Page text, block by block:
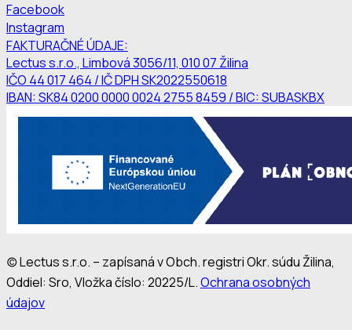
Facebook
Instagram
FAKTURAČNÉ ÚDAJE:
Lectus s.r.o., Limbová 3056/11, 010 07 Žilina
IČO 44 017 464 / IČ DPH SK2022550618
IBAN: SK84 0200 0000 0024 2755 8459 / BIC: SUBASKBX
(c) Lectus s.r.o. – zapísaná v Obch. registri Okr. súdu Žilina,
Oddiel: Sro, Vložka číslo: 20225/L.Ochrana osobných
údajov